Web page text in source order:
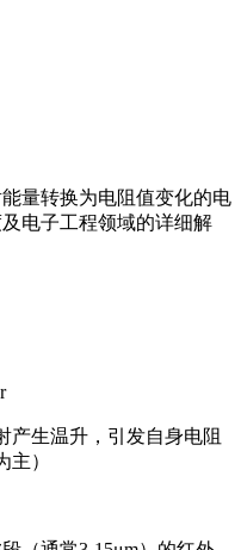
量转换为电阻值变化的电
电子工程领域的详细解
产生温升，引发自身电阻
）